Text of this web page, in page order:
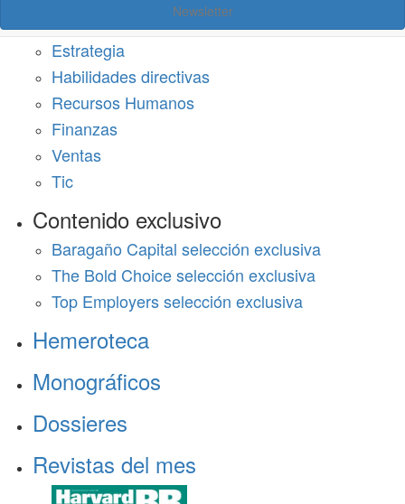
Newsletter
Estrategia
Habilidades directivas
Recursos Humanos
Finanzas
Ventas
Tic
Contenido exclusivo
Baragaño Capital selección exclusiva
The Bold Choice selección exclusiva
Top Employers selección exclusiva
Hemeroteca
Monográficos
Dossieres
Revistas del mes